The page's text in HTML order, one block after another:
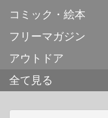
コミック・絵本
フリーマガジン
アウトドア
全て見る